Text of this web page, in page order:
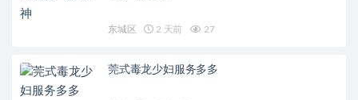
东城区 2 天前 27
莞式毒龙少妇服务多多